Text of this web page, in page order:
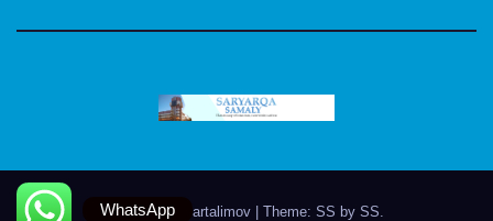
Theme by @artalimov Theme: SS by SS.
WhatsApp